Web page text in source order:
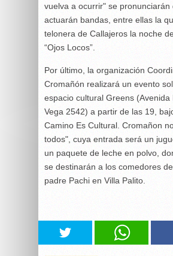
vuelva a ocurrir" se pronunciarán
actuarán bandas, entre ellas la
telonera de Callajeros la noche
“Ojos Locos”.
Por último, la organización
Cromañón realizará un evento
espacio cultural Greens (Avenida
Vega 2542) a partir de las 19,
Camino Es Cultural. Cromañon
todos", cuya entrada será un
un paquete de leche en polvo,
se destinarán a los comedores
padre Pachi en Villa Palito.